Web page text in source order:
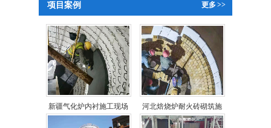
更多>>
项目案例
新疆气化炉内衬施工现场 河北焙烧炉耐火砖砌筑施